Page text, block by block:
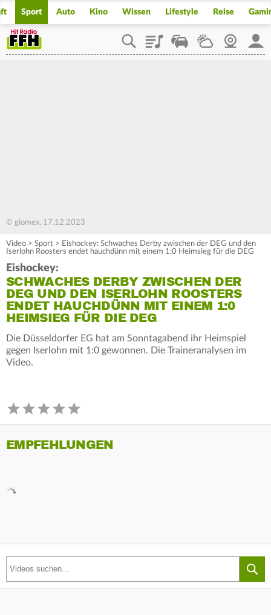
Sport Auto Kino Wissen Lifestyle Reise
PlaylistStaupilotWetterWebcam
© glomex, 17.12.2023
Video > Sport > Eishockey: Schwaches Derby zwischen der DEG und den
Iserlohn Roosters endet hauchdünn mit einem 1:0 Heimsieg für die DEG
Eishockey:
SCHWACHES DERBY ZWISCHEN DER
DEG UND DEN ISERLOHN ROOSTERS
ENDET HAUCHDÜNN MIT EINEM 1:0
HEIMSIEG FÜR DIE DEG
Die Düsseldorfer EG hat am Sonntagabend ihr Heimspiel
gegen Iserlohn mit 1:0 gewonnen. Die Traineranalysen im
Video.
EMPFEHLUNGEN